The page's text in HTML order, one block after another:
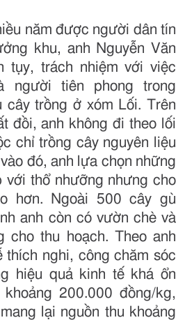
năm được người dân tín
khu, anh Nguyễn Văn
tụy, trách nhiệm với việc
người tiên phong trong
cây trồng ở xóm Lối. Trên
đồi, anh không đi theo lối
chỉ trồng cây nguyên liệu
đó, anh lựa chọn những
với thổ nhưỡng nhưng cho
hơn. Ngoài 500 cây gù
anh còn có vườn chè và
cho thu hoạch. Theo anh
thích nghi, công chăm sóc
hiệu quả kinh tế khá ổn
200.000 đồng/kg,
lại nguồn thu khoảng